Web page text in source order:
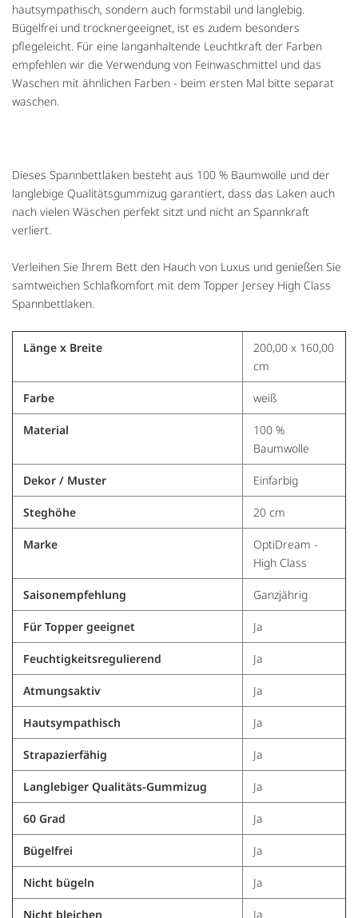
hautsympathisch, sondern auch formstabil und langlebig.
Bügelfrei und trocknergeeignet, ist es zudem besonders
pflegeleicht. Für eine langanhaltende Leuchtkraft der Farben
empfehlen wir die Verwendung von Feinwaschmittel und das
Waschen mit ähnlichen Farben - beim ersten Mal bitte separat
waschen.
Dieses Spannbettlaken besteht aus 100 % Baumwolle und der
langlebige Qualitätsgummizug garantiert, dass das Laken auch
nach vielen Wäschen perfekt sitzt und nicht an Spannkraft
verliert.
Verleihen Sie Ihrem Bett den Hauch von Luxus und genießen Sie
samtweichen Schlafkomfort mit dem Topper Jersey High Class
Spannbettlaken.
Länge x Breite
200,00 x 160,00
cm
Farbe weiß
Material
100 %
Baumwolle
Dekor / Muster Einfarbig
Steghöhe 20 cm
Marke
OptiDream -
High Class
Saisonempfehlung Ganzjährig
Für Topper geeignet Ja
Feuchtigkeitsregulierend Ja
Atmungsaktiv Ja
Hautsympathisch Ja
Strapazierfähig Ja
Langlebiger Qualitäts-Gummizug Ja
60 Grad Ja
Bügelfrei Ja
Nicht bügeln Ja
Nicht bleichen Ja